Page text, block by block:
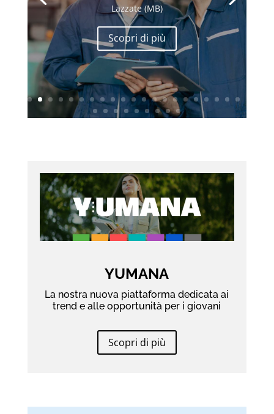
Lazzate (MB)
Scopri di più
YUMANA
La nostra nuova piattaforma dedicata ai
trend e alle opportunità per i giovani
Scopri di più